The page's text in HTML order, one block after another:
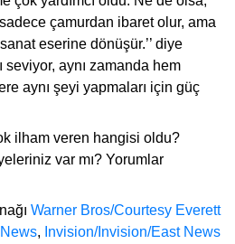
çamurdan ibaret olur, ama
eserine dönüşür.’’ diye
seviyor, aynı zamanda hem
aynı şeyi yapmaları için güç
ilham veren hangisi oldu?
var mı? Yorumlar
Warner Bros/Courtesy Everett
, Invision/Invision/East News